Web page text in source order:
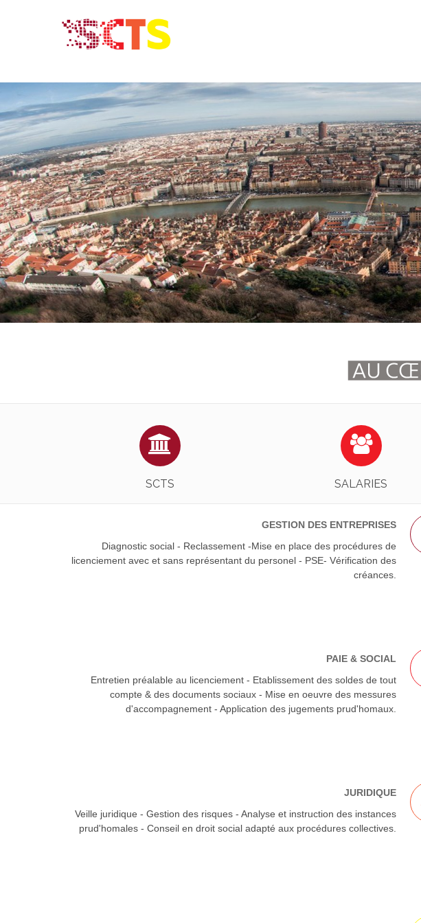
SCTS
Nous vous accompagnons !
EN SAVOIR PLUS
SALARIES
Identifiez-Vous !
EN SAVOIR PLUS
GESTION DES ENTREPRISES
Diagnostic social - Reclassement -Mise en place des procédures de
licenciement avec et sans représentant du personel - PSE- Vérification des
créances.
PAIE & SOCIAL
Entretien préalable au licenciement - Etablissement des soldes de tout
compte & des documents sociaux - Mise en oeuvre des messures
d'accompagnement - Application des jugements prud'homaux.
JURIDIQUE
Veille juridique - Gestion des risques - Analyse et instruction des instances
prud'homales - Conseil en droit social adapté aux procédures collectives.